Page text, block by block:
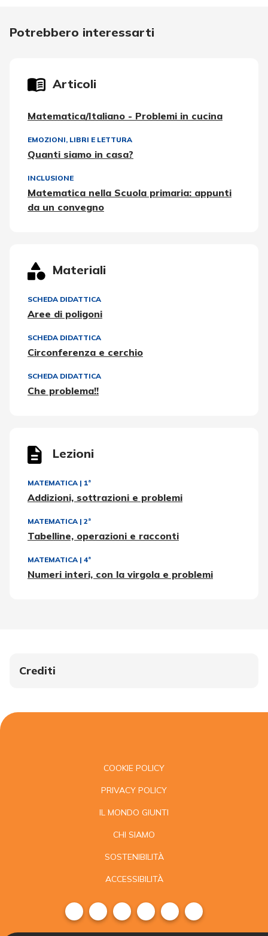
Potrebbero interessarti
Articoli
Matematica/Italiano - Problemi in cucina
EMOZIONI, LIBRI E LETTURA
Quanti siamo in casa?
INCLUSIONE
Matematica nella Scuola primaria: appunti
da un convegno
Materiali
SCHEDA DIDATTICA
Aree di poligoni
SCHEDA DIDATTICA
Circonferenza e cerchio
SCHEDA DIDATTICA
Che problema!!
Lezioni
MATEMATICA | 1ª
Addizioni, sottrazioni e problemi
MATEMATICA | 2ª
Tabelline, operazioni e racconti
MATEMATICA | 4ª
Numeri interi, con la virgola e problemi
Crediti
COOKIE POLICY
PRIVACY POLICY
IL MONDO GIUNTI
CHI SIAMO
SOSTENIBILITÀ
ACCESSIBILITÀ